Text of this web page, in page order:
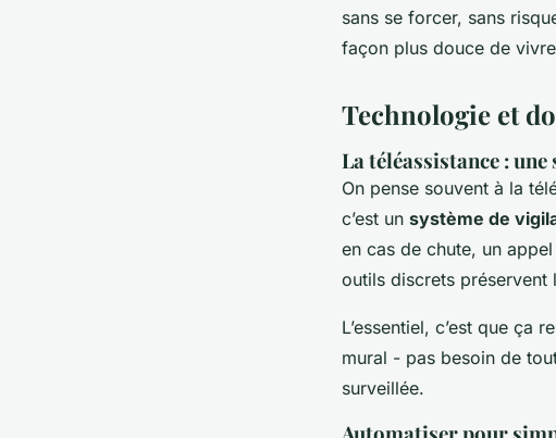
sans se forcer, sans
façon plus douce de
Technologie et
La téléassistance :
On pense souvent à la
c’est un système de
en cas de chute, un
outils discrets préservent
L’essentiel, c’est que ça
mural - pas besoin de
surveillée.